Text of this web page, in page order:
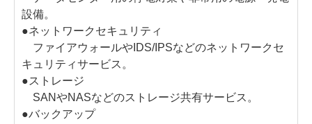
設備。
●ネットワークセキュリティ
ファイアウォールやIDS/IPSなどのネットワークセ
キュリティサービス。
●ストレージ
SANやNASなどのストレージ共有サービス。
●バックアップ